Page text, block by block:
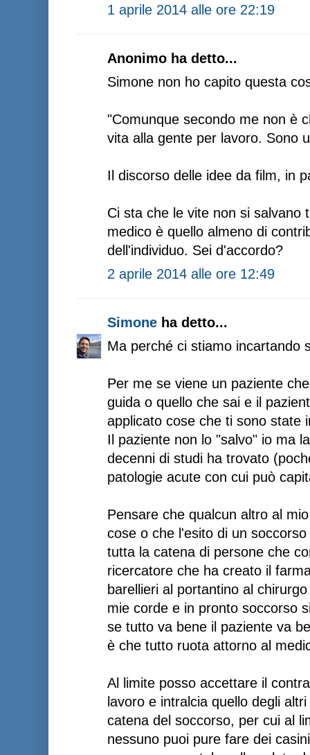
1 aprile 2014 alle ore 22:19
Anonimo ha detto...
Simone non ho capito questa
"Comunque secondo me non è
vita alla gente per lavoro. Sono
Il discorso delle idee da film, in
Ci sta che le vite non si salvano
medico è quello almeno di
dell'individuo. Sei d'accordo?
2 aprile 2014 alle ore 12:49
Simone ha detto...
Ma perché ci stiamo incartando
Per me se viene un paziente
guida o quello che sai e il
applicato cose che ti sono state
Il paziente non lo "salvo" io ma
decenni di studi ha trovato
patologie acute con cui può
Pensare che qualcun altro al
cose o che l'esito di un
tutta la catena di persone che
ricercatore che ha creato il
barellieri al portantino al
mie corde e in pronto soccorso
se tutto va bene il paziente va
è che tutto ruota attorno al
Al limite posso accettare il
lavoro e intralcia quello degli
catena del soccorso, per cui al
nessuno puoi pure fare dei